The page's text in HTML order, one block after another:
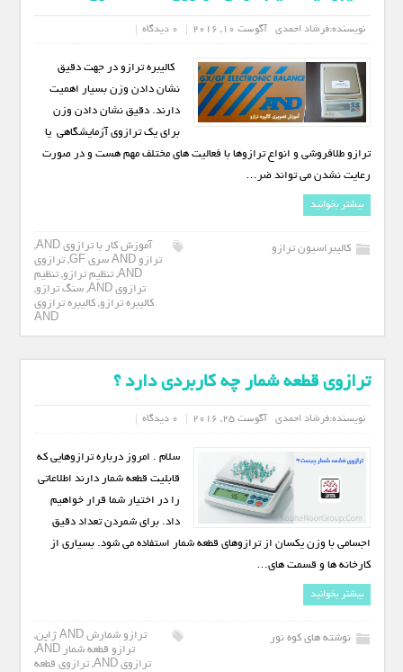
ترازوی قطعه شمار چه کاربردی دارد ؟
نویسنده:فرشاد احمدی آگوست 25, 2016 0 دیدگاه
سلام . امروز درباره ترازوهایی که
قابلیت قطعه شمار دارند اطلاعاتی
را در اختیار شما قرار خواهیم
داد. برای شمردن تعداد دقیق
اجسامی با وزن یکسان از ترازوهای قطعه شمار استفاده می شود. بسیاری از
کارخانه ها و قسمت های…
بیشتر بخوانید
نوشته های کوه نور ترازو شمارش AND ژاپن
,
ترازو قطعه شمار AND
,
ترازوی AND
,ترازوی قطعه
نویسنده:فرشاد احمدی آگوست 10, 2016 0 دیدگاه
کالیبره ترازو در جهت دقیق
نشان دادن وزن بسیار اهمیت
دارند. دقیق نشان دادن وزن
برای یک ترازوی آزمایشگاهی یا
ترازو طلافروشی و انواع ترازوها با فعالیت های مختلف مهم هست و در صورت
رعایت نشدن می تواند ضر…
بیشتر بخوانید
کالیبراسیون ترازو آموزش کار با ترازوی AND
,
ترازو AND سری GF
,ترازوی
AND
,تنظیم ترازو,تنظیم
ترازوی AND
, سنگ ترازو,
کالیبره ترازو, کالیبره ترازوی
AND